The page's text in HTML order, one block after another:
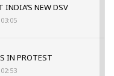
INDIA’S NEW DSV
IN PROTEST